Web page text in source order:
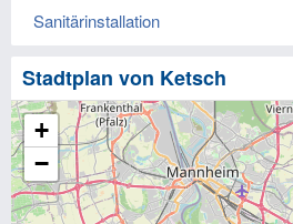
Sanitärinstallation
Stadtplan von Ketsch
+
−